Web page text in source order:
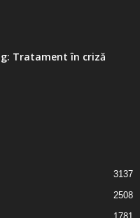
Tratament în criză
3137
2508